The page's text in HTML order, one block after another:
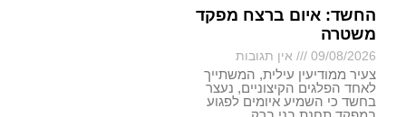
החשד: איום ברצח מפקד
משטרה
09/08/2026 אין תגובות
צעיר ממודיעין עילית, המשתייך
לאחד הפלגים הקיצוניים, נעצר
בחשד כי השמיע איומים לפגוע